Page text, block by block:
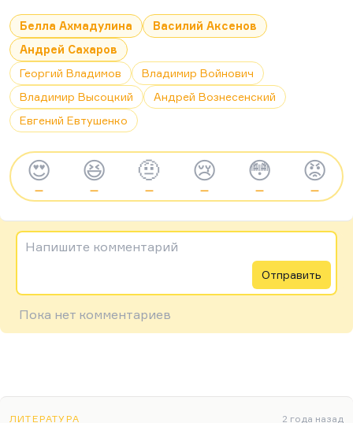
Белла Ахмадулина
Василий Аксенов
Андрей Сахаров
Георгий Владимов
Владимир Войнович
Владимир Высоцкий
Андрей Вознесенский
Евгений Евтушенко
😍
—
😆
—
🤨
—
😢
—
😳
—
😡
—
Напишите комментарий
Отправить
Пока нет комментариев
ЛИТЕРАТУРА 2 года назад